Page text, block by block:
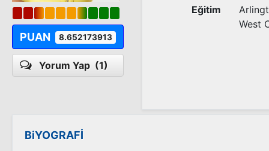
PUAN 8.652173913
Yorum Yap (1)
Eğitim
West
BiYOGRAFİ